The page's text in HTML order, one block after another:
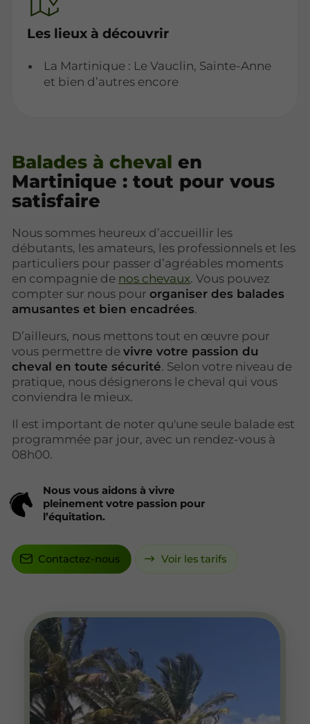
Les lieux à découvrir
La Martinique : Le Vauclin, Sainte-Anne
et bien d’autres encore
Balades à cheval en
Martinique : tout pour vous
satisfaire
Nous sommes heureux d’accueillir les
débutants, les amateurs, les professionnels et les
particuliers pour passer d’agréables moments
en compagnie de nos chevaux. Vous pouvez
compter sur nous pourorganiser des balades
amusantes et bien encadrées.
D’ailleurs, nous mettons tout en œuvre pour
vous permettre devivre votre passion du
cheval en toute sécurité. Selon votre niveau de
pratique, nous désignerons le cheval qui vous
conviendra le mieux.
Il est important de noter qu'une seule balade est
programmée par jour, avec un rendez-vous à
08h00.
Nous vous aidons à vivre
pleinement votre passion pour
l’équitation.
Contactez-nous Voir les tarifs